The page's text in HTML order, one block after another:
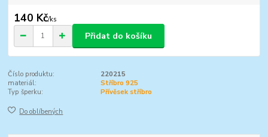
140 Kč/ks
Přidat do košíku
Číslo produktu:
220215
materiál:
Stříbro 925
Typ šperku:
Přívěsek stříbro
Do oblíbených